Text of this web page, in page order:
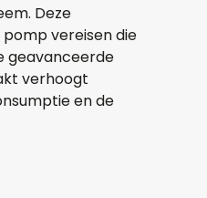
Deze
vereisen die
geavanceerde
verhoogt
en de